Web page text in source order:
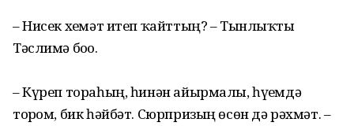
– Нисек хеҙмәт итеп ҡайттың? – Тынлыҡты
Тәслимә боҙҙо.
– Күреп тораһың, һинән айырмалы, һүҙемдә
торҙом, бик һәйбәт. Сюрпризың өсөн дә рәхмәт. –